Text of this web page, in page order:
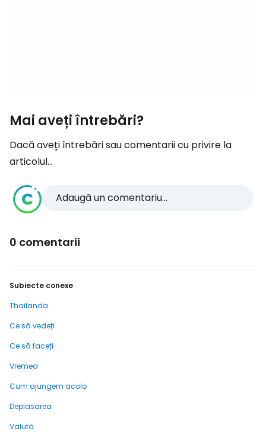
Mai aveți întrebări?
Dacă aveți întrebări sau comentarii cu privire la
articolul...
Adaugă un comentariu...
0 comentarii
Subiecte conexe
Thailanda
Ce să vedeți
Ce să faceți
Vremea
Cum ajungem acolo
Deplasarea
Valută